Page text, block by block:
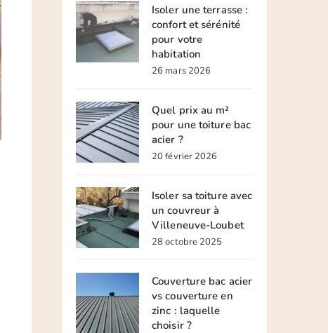
Isoler une terrasse :
confort et sérénité
pour votre
habitation
26 mars 2026
Quel prix au m²
pour une toiture bac
acier ?
20 février 2026
Isoler sa toiture avec
un couvreur à
Villeneuve-Loubet
28 octobre 2025
Couverture bac acier
vs couverture en
zinc : laquelle
choisir ?